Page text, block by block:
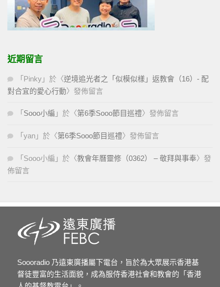
近期留言
「 Pinky 」於〈逆境追光者之「似模似樣」返教會（16）- 配
對合宜的愛心行動〉發佈留言
「 Sooo小編 」於〈第6季Sooo節目巡禮〉發佈留言
「 yan 」於〈第6季Sooo節目巡禮〉發佈留言
「 Sooo小編 」於〈教會年曆靈修（0362） – 敬拜與事奉〉發
佈留言
Soooradio 乃遠東廣播屬下電台，旨於為大眾展示香港基
督徒豐富的生活面貌，成為服侍香港社會和教會的「香港